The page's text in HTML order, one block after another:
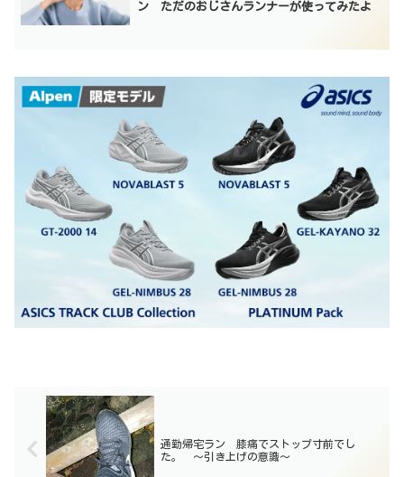
ン ただのおじさんランナーが使ってみたよ
通勤帰宅ラン 膝痛でストップ寸前でし
た。 〜引き上げの意識〜